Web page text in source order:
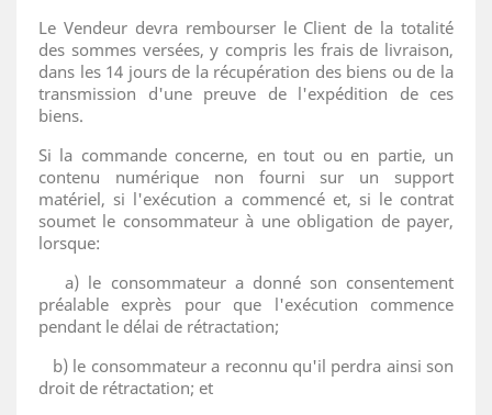
Le Vendeur devra rembourser le Client de la totalité
des sommes versées, y compris les frais de livraison,
dans les 14 jours de la récupération des biens ou de la
transmission d'une preuve de l'expédition de ces
biens.
Si la commande concerne, en tout ou en partie, un
contenu numérique non fourni sur un support
matériel, si l'exécution a commencé et, si le contrat
soumet le consommateur à une obligation de payer,
lorsque:
a) le consommateur a donné son consentement
préalable exprès pour que l'exécution commence
pendant le délai de rétractation;
b) le consommateur a reconnu qu'il perdra ainsi son
droit de rétractation; et